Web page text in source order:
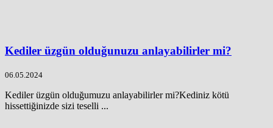
Kediler üzgün olduğunuzu anlayabilirler mi?
06.05.2024
Kediler üzgün olduğumuzu anlayabilirler mi?Kediniz kötü
hissettiğinizde sizi teselli ...